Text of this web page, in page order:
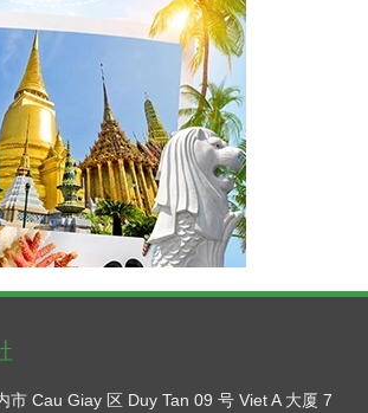
市 Cau Giay 区 Duy Tan 09 号 Viet A 大厦 7